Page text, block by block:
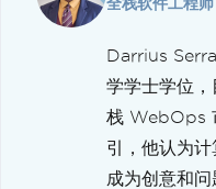
全栈软件工程
Darrius
学学士学位
栈 WebOps
引，他认为
成为创意和问